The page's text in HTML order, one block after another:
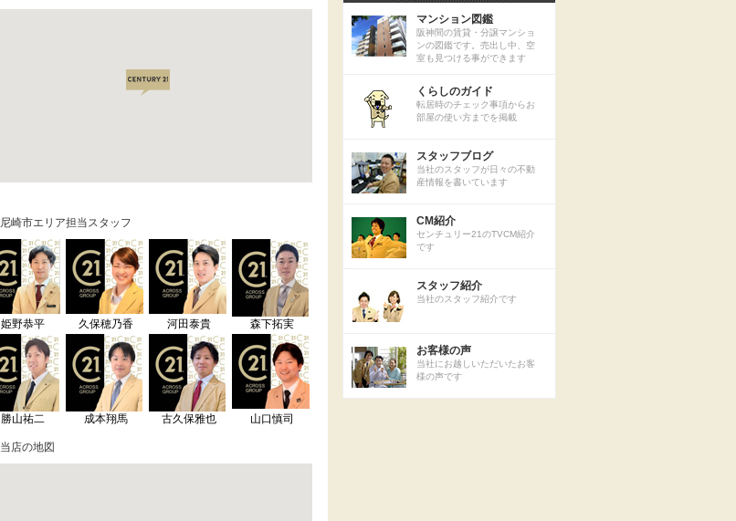
尼崎市エリア担当スタッフ
姫野恭平 久保穂乃香 河田泰貴 森下拓実
勝山祐二 成本翔馬 古久保雅也 山口慎司
当店の地図
マンション図鑑
阪神間の賃貸・分譲マンショ
ンの図鑑です。売出し中、空
室も見つける事ができます
くらしのガイド
転居時のチェック事項からお
部屋の使い方までを掲載
スタッフブログ
当社のスタッフが日々の不動
産情報を書いています
CM紹介
センチュリー21のTVCM紹介
です
スタッフ紹介
当社のスタッフ紹介です
お客様の声
当社にお越しいただいたお客
様の声です